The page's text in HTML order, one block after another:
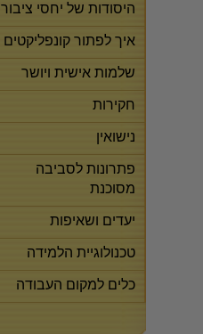
היסודות של יחסי ציבור
איך לפתור קונפליקטים
שלמות אישית ויושר
חקירות
נישואין
פתרונות לסביבה
מסוכנת
יעדים ושאיפות
טכנולוגיית הלמידה
כלים למקום העבודה